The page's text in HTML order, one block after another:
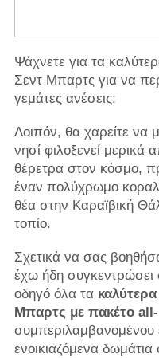
Ψάχνετε για τα
Σεντ Μπαρτς για να
γεμάτες ανέσεις;
Λοιπόν, θα χαρείτε να
νησί φιλοξενεί
θέρετρα στον κόσμο,
έναν πολύχρωμο
θέα στην Καραϊβική
τοπίο.
Σχετικά να σας
έχω ήδη συγκεντρώσει
οδηγό όλα τα
Μπαρτς με πακέτο
συμπεριλαμβανομένου
ενοικιαζόμενα